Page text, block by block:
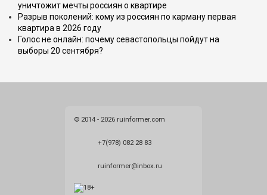
уничтожит мечты россиян о квартире
Разрыв поколений: кому из россиян по карману первая
квартира в 2026 году
Голос не онлайн: почему севастопольцы пойдут на
выборы 20 сентября?
© 2014 - 2026 ruinformer.com
+7(978) 082 28 83
ruinformer@inbox.ru